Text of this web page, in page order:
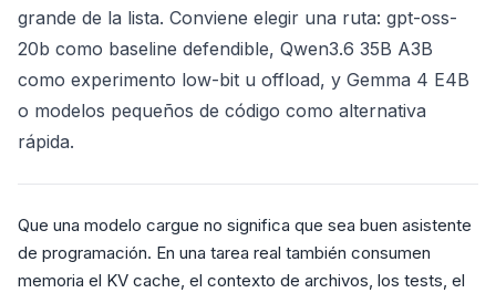
grande de la lista. Conviene elegir una ruta: gpt-oss-
20b como baseline defendible, Qwen3.6 35B A3B
como experimento low-bit u offload, y Gemma 4 E4B
o modelos pequeños de código como alternativa
rápida.
Que una modelo cargue no significa que sea buen asistente
de programación. En una tarea real también consumen
memoria el KV cache, el contexto de archivos, los tests, el